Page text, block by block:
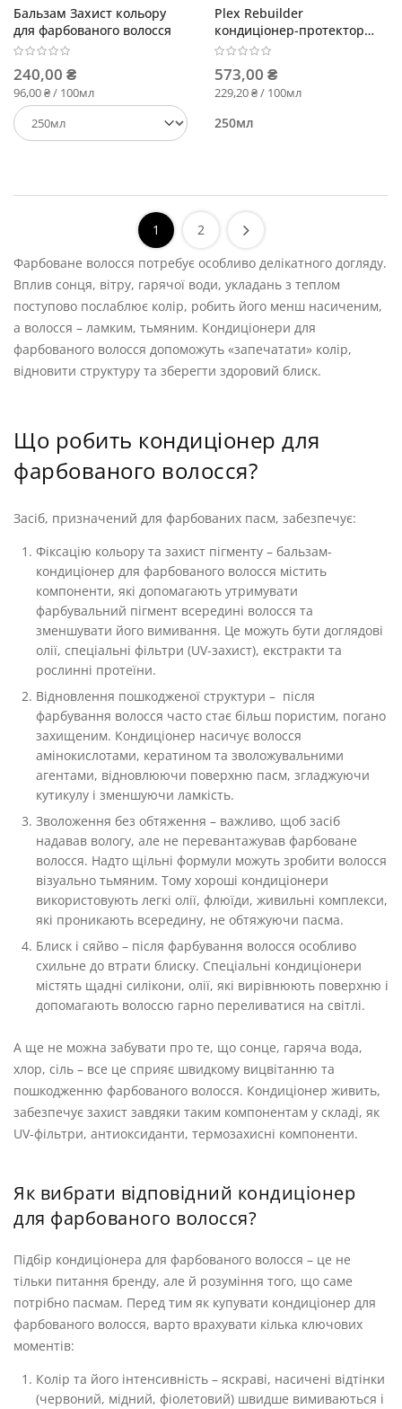
Бальзам Захист кольору
для фарбованого волосся
240,00 ₴
96,00 ₴ / 100мл
Plex Rebuilder
кондиціонер-протектор
для відновлення волосся
573,00 ₴
229,20 ₴ / 100мл
250мл
1
2
Фарбоване волосся потребує особливо делікатного догляду.
Вплив сонця, вітру, гарячої води, укладань з теплом
поступово послаблює колір, робить його менш насиченим,
а волосся – ламким, тьмяним. Кондиціонери для
фарбованого волосся допоможуть «запечатати» колір,
відновити структуру та зберегти здоровий блиск.
Що робить кондиціонер для
фарбованого волосся?
Засіб, призначений для фарбованих пасм, забезпечує:
Фіксацію кольору та захист пігменту – бальзам-
кондиціонер для фарбованого волосся містить
компоненти, які допомагають утримувати
фарбувальний пігмент всередині волосся та
зменшувати його вимивання. Це можуть бути доглядові
олії, спеціальні фільтри (UV-захист), екстракти та
рослинні протеїни.
Відновлення пошкодженої структури – після
фарбування волосся часто стає більш пористим, погано
захищеним. Кондиціонер насичує волосся
амінокислотами, кератином та зволожувальними
агентами, відновлюючи поверхню пасм, згладжуючи
кутикулу і зменшуючи ламкість.
Зволоження без обтяження – важливо, щоб засіб
надавав вологу, але не перевантажував фарбоване
волосся. Надто щільні формули можуть зробити волосся
візуально тьмяним. Тому хороші кондиціонери
використовують легкі олії, флюїди, живильні комплекси,
які проникають всередину, не обтяжуючи пасма.
Блиск і сяйво – після фарбування волосся особливо
схильне до втрати блиску. Спеціальні кондиціонери
містять щадні силікони, олії, які вирівнюють поверхню і
допомагають волоссю гарно переливатися на світлі.
А ще не можна забувати про те, що сонце, гаряча вода,
хлор, сіль – все це сприяє швидкому вицвітанню та
пошкодженню фарбованого волосся. Кондиціонер живить,
забезпечує захист завдяки таким компонентам у складі, як
UV-фільтри, антиоксиданти, термозахисні компоненти.
Як вибрати відповідний кондиціонер
для фарбованого волосся?
Підбір кондиціонера для фарбованого волосся – це не
тільки питання бренду, але й розуміння того, що саме
потрібно пасмам. Перед тим як купувати кондиціонер для
фарбованого волосся, варто врахувати кілька ключових
моментів:
Колір та його інтенсивність – яскраві, насичені відтінки
(червоний, мідний, фіолетовий) швидше вимиваються і